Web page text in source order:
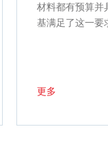
材料都有预算并
基满足了这一要
更多